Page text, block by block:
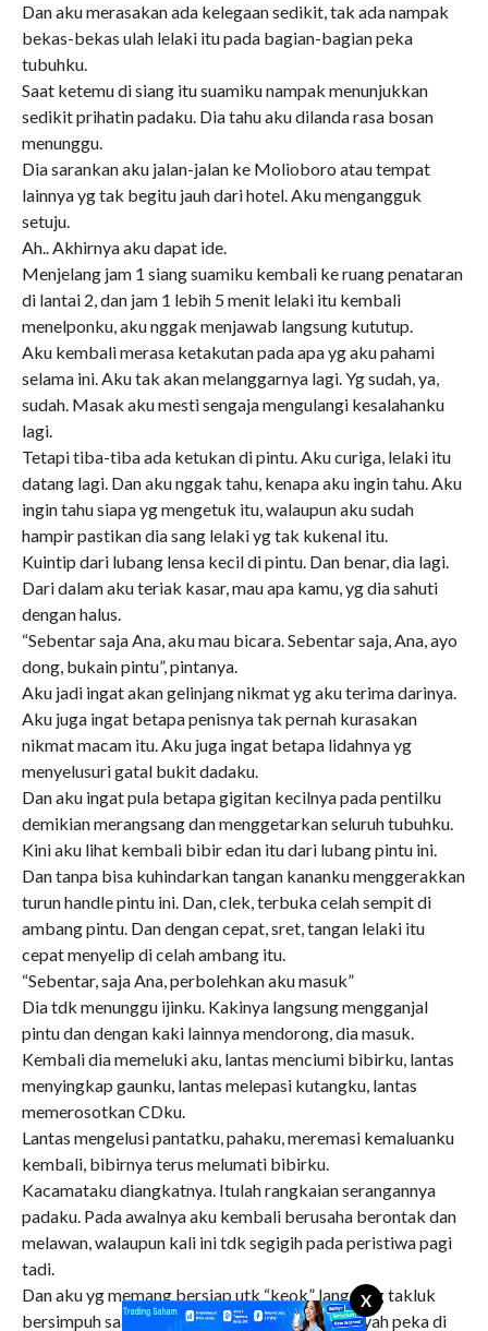
X
Dan aku merasakan ada kelegaan sedikit, tak ada nampak
bekas-bekas ulah lelaki itu pada bagian-bagian peka
tubuhku.
Saat ketemu di siang itu suamiku nampak menunjukkan
sedikit prihatin padaku. Dia tahu aku dilanda rasa bosan
menunggu.
Dia sarankan aku jalan-jalan ke Molioboro atau tempat
lainnya yg tak begitu jauh dari hotel. Aku mengangguk
setuju.
Ah.. Akhirnya aku dapat ide.
Menjelang jam 1 siang suamiku kembali ke ruang penataran
di lantai 2, dan jam 1 lebih 5 menit lelaki itu kembali
menelponku, aku nggak menjawab langsung kututup.
Aku kembali merasa ketakutan pada apa yg aku pahami
selama ini. Aku tak akan melanggarnya lagi. Yg sudah, ya,
sudah. Masak aku mesti sengaja mengulangi kesalahanku
lagi.
Tetapi tiba-tiba ada ketukan di pintu. Aku curiga, lelaki itu
datang lagi. Dan aku nggak tahu, kenapa aku ingin tahu. Aku
ingin tahu siapa yg mengetuk itu, walaupun aku sudah
hampir pastikan dia sang lelaki yg tak kukenal itu.
Kuintip dari lubang lensa kecil di pintu. Dan benar, dia lagi.
Dari dalam aku teriak kasar, mau apa kamu, yg dia sahuti
dengan halus.
“Sebentar saja Ana, aku mau bicara. Sebentar saja, Ana, ayo
dong, bukain pintu”, pintanya.
Aku jadi ingat akan gelinjang nikmat yg aku terima darinya.
Aku juga ingat betapa penisnya tak pernah kurasakan
nikmat macam itu. Aku juga ingat betapa lidahnya yg
menyelusuri gatal bukit dadaku.
Dan aku ingat pula betapa gigitan kecilnya pada pentilku
demikian merangsang dan menggetarkan seluruh tubuhku.
Kini aku lihat kembali bibir edan itu dari lubang pintu ini.
Dan tanpa bisa kuhindarkan tangan kananku menggerakkan
turun handle pintu ini. Dan, clek, terbuka celah sempit di
ambang pintu. Dan dengan cepat, sret, tangan lelaki itu
cepat menyelip di celah ambang itu.
“Sebentar, saja Ana, perbolehkan aku masuk”
Dia tdk menunggu ijinku. Kakinya langsung mengganjal
pintu dan dengan kaki lainnya mendorong, dia masuk.
Kembali dia memeluki aku, lantas menciumi bibirku, lantas
menyingkap gaunku, lantas melepasi kutangku, lantas
memerosotkan CDku.
Lantas mengelusi pantatku, pahaku, meremasi kemaluanku
kembali, bibirnya terus melumati bibirku.
Kacamataku diangkatnya. Itulah rangkaian serangannya
padaku. Pada awalnya aku kembali berusaha berontak dan
melawan, walaupun kali ini tdk segigih pada peristiwa pagi
tadi.
Dan aku yg memang bersiap utk “keok” langsung takluk
bersimpuh saat tangan ototnya meremasi wilayah peka di